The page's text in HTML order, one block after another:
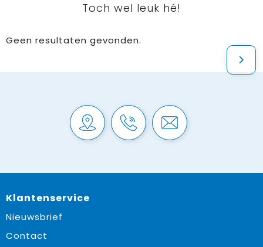
Toch wel leuk hé!
Geen resultaten gevonden.
Klantenservice
Nieuwsbrief
Contact